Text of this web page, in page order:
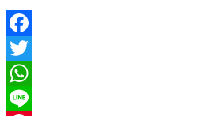
Facebook
Twitter
WhatsApp